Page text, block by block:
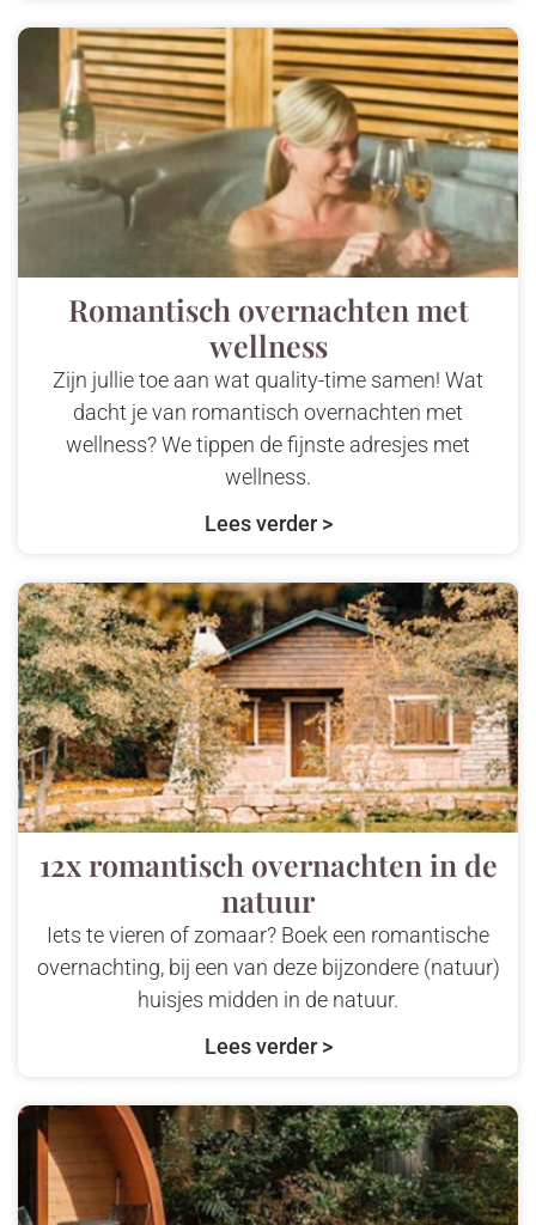
Romantisch overnachten met
wellness
Zijn jullie toe aan wat quality-time samen! Wat
dacht je van romantisch overnachten met
wellness? We tippen de fijnste adresjes met
wellness.
Lees verder >
12x romantisch overnachten in de
natuur
Iets te vieren of zomaar? Boek een romantische
overnachting, bij een van deze bijzondere (natuur)
huisjes midden in de natuur.
Lees verder >